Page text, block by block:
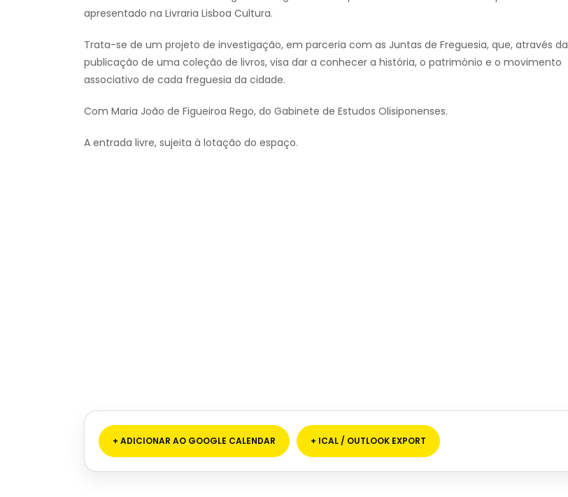
apresentado na Livraria Lisboa Cultura.
Trata-se de um projeto de investigação, em parceria com as Juntas de Freguesia, que, através da
publicação de uma coleção de livros, visa dar a conhecer a história, o património e o movimento
associativo de cada freguesia da cidade.
Com Maria João de Figueiroa Rego, do Gabinete de Estudos Olisiponenses.
A entrada livre, sujeita à lotação do espaço.
+ ADICIONAR AO GOOGLE CALENDAR + ICAL / OUTLOOK EXPORT